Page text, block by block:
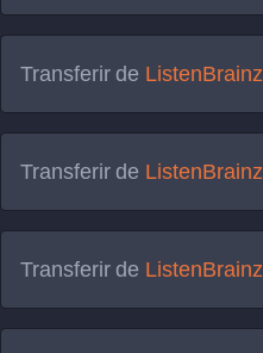
Transferir de ListenBrainz
Transferir de ListenBrainz
Transferir de ListenBrainz